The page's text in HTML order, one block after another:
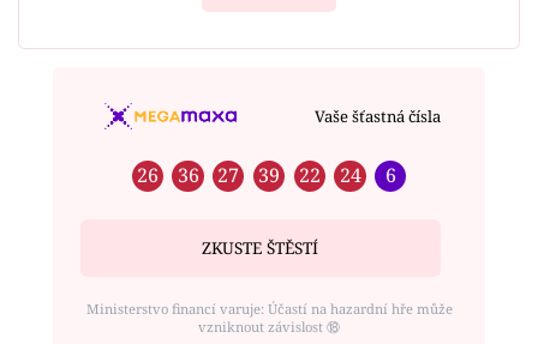
Vaše šťastná čísla
26 36 27 39 22 24 6
ZKUSTE ŠTĚSTÍ
Ministerstvo financí varuje: Účastí na hazardní hře může
vzniknout závislost ⑱